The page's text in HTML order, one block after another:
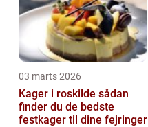
03 marts 2026
Kager i roskilde sådan
finder du de bedste
festkager til dine fejringer